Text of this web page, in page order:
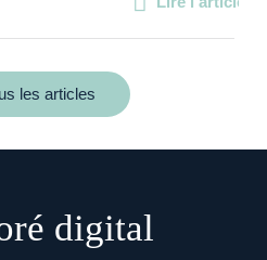
les articles
digital